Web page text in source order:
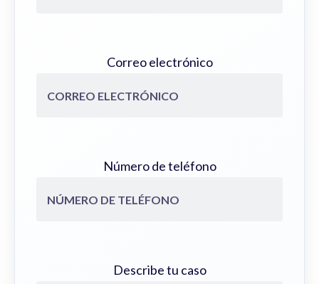
Correo electrónico
Número de teléfono
Describe tu caso